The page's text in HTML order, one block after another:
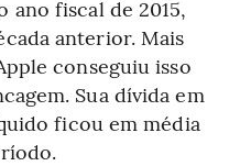
ano fiscal de 2015,
anterior. Mais
conseguiu isso
Sua dívida em
ficou em média